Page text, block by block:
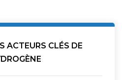
ACTEURS CLÉS DE